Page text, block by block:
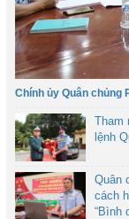
Chính ủy Quân chủng
Tham
lệnh
Quân
cách
“Bình